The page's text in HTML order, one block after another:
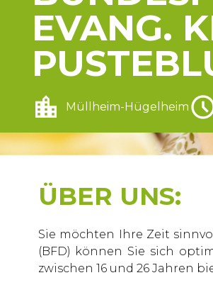
EVANG.
Müllheim-Hügelheim
ÜBER UNS:
Sie möchten Ihre Zeit
(BFD) können Sie sich
zwischen 16 und 26 Jahren